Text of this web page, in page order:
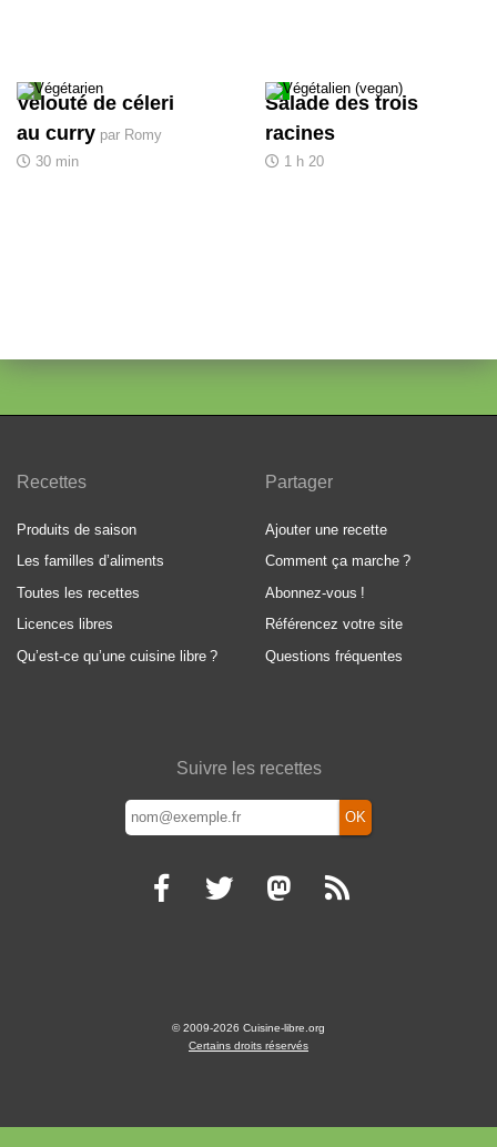
Velouté de céleri
au curry par Romy
30 min
Salade des trois
racines
1 h 20
Recettes
Produits de saison
Les familles d’aliments
Toutes les recettes
Licences libres
Qu’est-ce qu’une cuisine libre ?
Partager
Ajouter une recette
Comment ça marche ?
Abonnez-vous !
Référencez votre site
Questions fréquentes
Suivre les recettes
OK
© 2009-2026 Cuisine-libre.org
Certains droits réservés